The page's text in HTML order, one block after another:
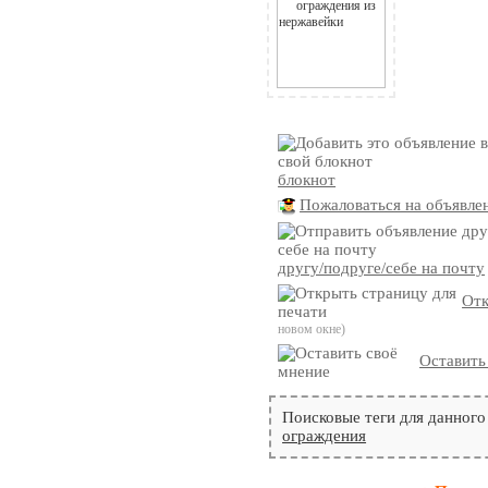
блокнот
Пожаловаться на
другу/подруге/себе на почту
новом окне)
Поисковые теги для
ограждения